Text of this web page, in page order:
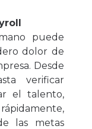
puede
dolor de
Desde
verificar
el talento,
las metas